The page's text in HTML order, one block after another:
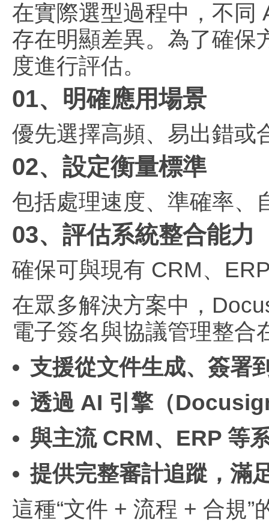
在實際選型過程中，不同
存在明顯差異。為了確保
度進行評估。
01、明確應用場景
優先選擇高頻、易出錯或
02、設定衡量標準
包括處理速度、準確率、
03、評估系統整合能力
確保可與現有 CRM、
在眾多解決方案中，
電子簽名與協議管理整合
支援從文件生成、簽署
透過 AI 引擎（
與主流 CRM、ERP 等
提供完整審計追蹤，滿
這種“文件 + 流程 + 合規